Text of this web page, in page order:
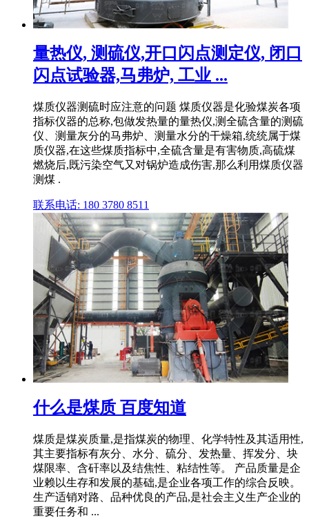
量热仪, 测硫仪,开口闪点测定仪, 闭口
闪点试验器,马弗炉, 工业 ...
煤质仪器测硫时应注意的问题 煤质仪器是化验煤炭各项
指标仪器的总称,包做发热量的量热仪,测全硫含量的测硫
仪、测量灰分的马弗炉、测量水分的干燥箱,统统属于煤
质仪器,在这些煤质指标中,全硫含量是有害物质,高硫煤
燃烧后,既污染空气又对锅炉造成伤害,那么利用煤质仪器
测煤 .
联系电话: 180 3780 8511
什么是煤质 百度知道
煤质是煤炭质量,是指煤炭的物理、化学特性及其适用性,
其主要指标有灰分、水分、硫分、发热量、挥发分、块
煤限率、含矸率以及结焦性、粘结性等。 产品质量是企
业赖以生存和发展的基础,是企业各项工作的综合反映。
生产适销对路、品种优良的产品,是社会主义生产企业的
重要任务和 ...